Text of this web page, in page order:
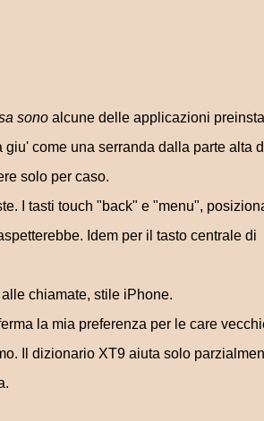
sonoalcune delle applicazioni
giu' come una serranda dalla parte alta
solo per caso.
I tasti touch "back" e "menu",
Idem per il tasto centrale di
chiamate, stile iPhone.
la mia preferenza per le care
Il dizionario XT9 aiuta solo